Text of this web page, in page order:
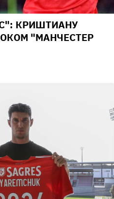
КРИШТИАНУ
"МАНЧЕСТЕР